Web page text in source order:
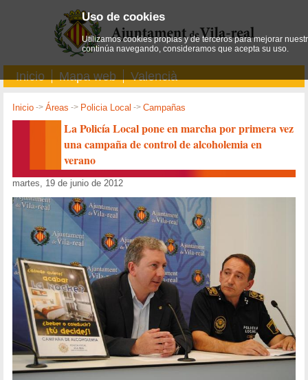
Inicio Mapa web Valencià
Inicio ->Áreas -> Policia Local ->Campañas
La Policía Local pone en marcha por primera vez
una campaña de control de alcoholemia en
verano
martes, 19 de junio de 2012
Uso de cookies
Utilizamos cookies propias y de terceros para mejorar
continúa navegando, consideramos que acepta su uso.